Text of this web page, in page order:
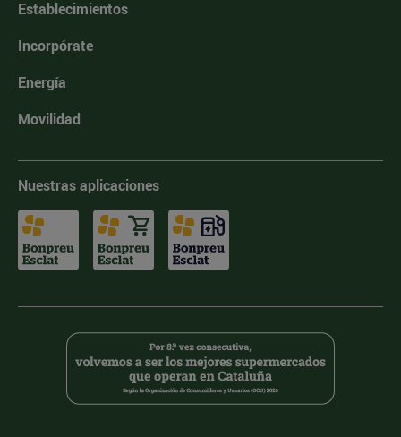
Establecimientos
Incorpórate
Energía
Movilidad
Nuestras aplicaciones